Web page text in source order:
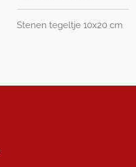
Stenen tegeltje 10x20 cm